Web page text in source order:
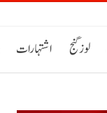
اشتہارات لوز گنج